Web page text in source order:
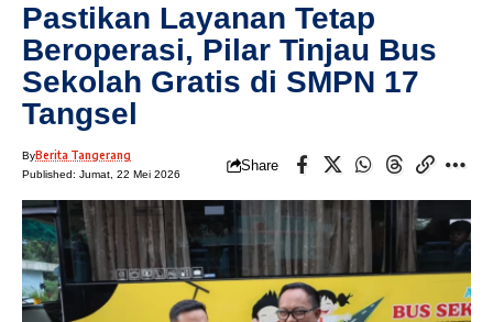
Pastikan Layanan Tetap
Beroperasi, Pilar Tinjau Bus
Sekolah Gratis di SMPN 17
Tangsel
ByBerita Tangerang
Published: Jumat, 22 Mei 2026
Share